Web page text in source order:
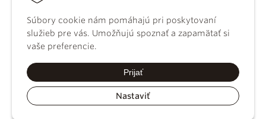
Súbory cookie nám pomáhajú pri poskytovaní
služieb pre vás. Umožňujú spoznať a zapamätať si
vaše preferencie.
Prijať
Nastaviť
kánonického
práva
Katechizmus